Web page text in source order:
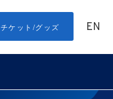
チケット/グッズ EN